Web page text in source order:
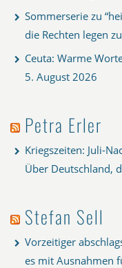
Sommerserie zu
die Rechten legen zu
Ceuta: Warme
5. August 2026
Petra Erler
Kriegszeiten: Juli-
Über Deutschland,
Stefan Sell
Vorzeitiger
es mit Ausnahmen